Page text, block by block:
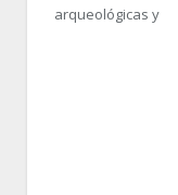
arqueológicas y